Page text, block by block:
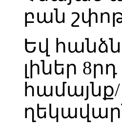
բան
Եվ
լիներ